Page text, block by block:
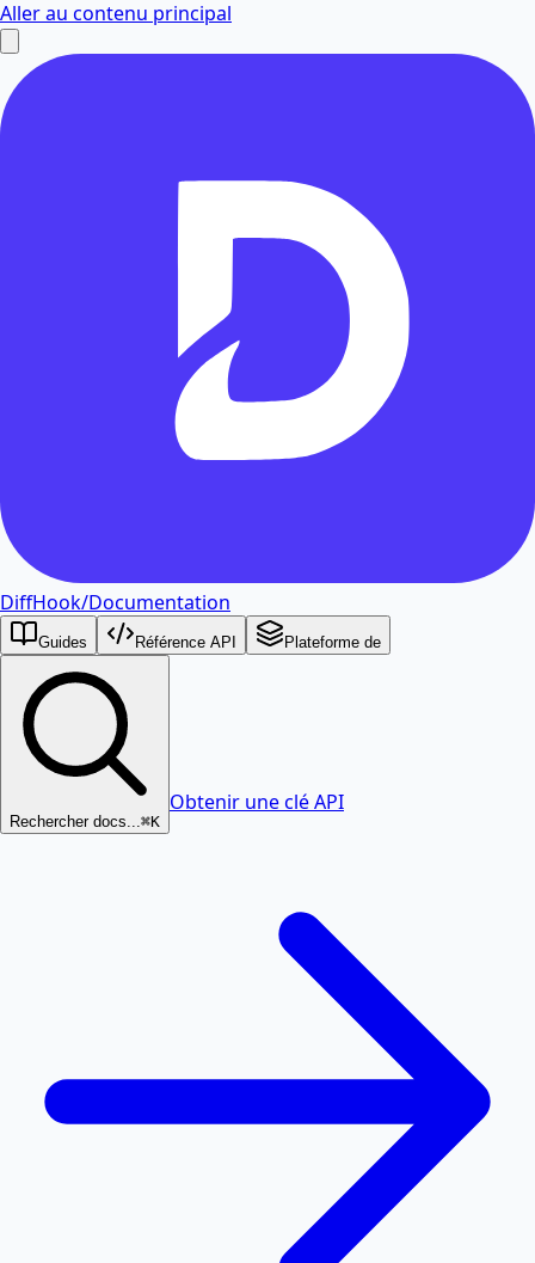
Aller au contenu principal
DiffHook/Documentation
Guides Référence API Plateforme de
Rechercher docs... ⌘K
Obtenir une clé API